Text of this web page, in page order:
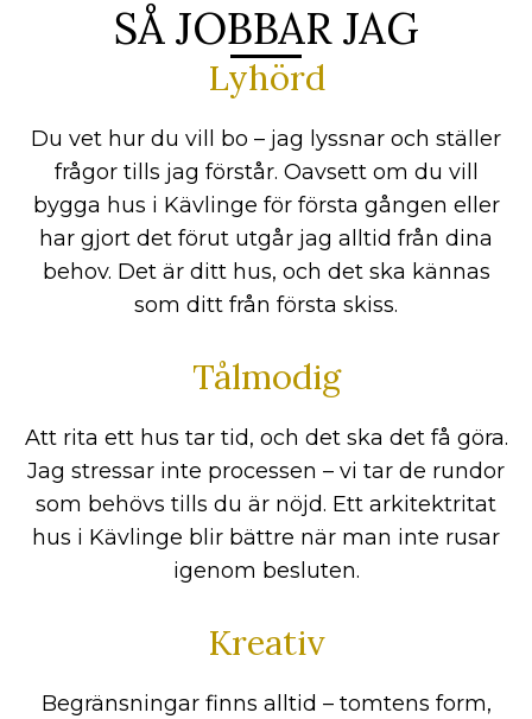
SÅ JOBBAR JAG
Lyhörd
Du vet hur du vill bo – jag lyssnar och ställer
frågor tills jag förstår. Oavsett om du vill
bygga hus i Kävlinge för första gången eller
har gjort det förut utgår jag alltid från dina
behov. Det är ditt hus, och det ska kännas
som ditt från första skiss.
Tålmodig
Att rita ett hus tar tid, och det ska det få göra.
Jag stressar inte processen – vi tar de rundor
som behövs tills du är nöjd. Ett arkitektritat
hus i Kävlinge blir bättre när man inte rusar
igenom besluten.
Kreativ
Begränsningar finns alltid – tomtens form,